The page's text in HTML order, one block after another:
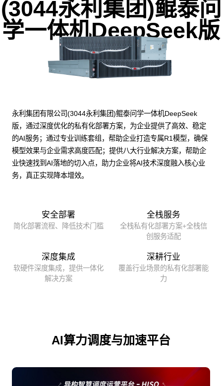
(3044永利集团)鲲泰问
学一体机DeepSeek版
永利集团有限公司(3044永利集团)鲲泰问学一体机DeepSeek
版，通过深度优化的私有化部署方案，为企业提供了高效、稳定
的AI服务；通过专业训练套组，帮助企业打造专属R1模型，确保
模型效果与企业需求高度匹配；提供八大行业解决方案，帮助企
业快速找到AI落地的切入点，助力企业将AI技术深度融入核心业
务，真正实现降本增效。
安全部署
简化部署流程、降低技术门槛
全栈服务
全栈私有化部署方案+全栈信
创服务适配
深度集成
软硬件深度集成，提供一体化
解决方案
深耕行业
覆盖行业场景的私有化部署能
力
AI算力调度与加速平台